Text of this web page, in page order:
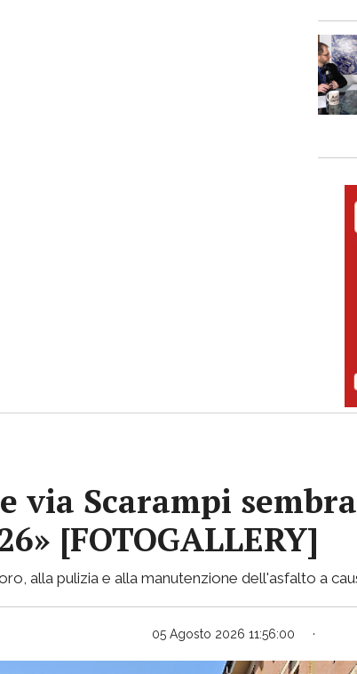
via Scarampi
[FOTOGALLERY]
alla pulizia e alla manutenzione dell'asfalto a
05 Agosto 2026 11:56:00